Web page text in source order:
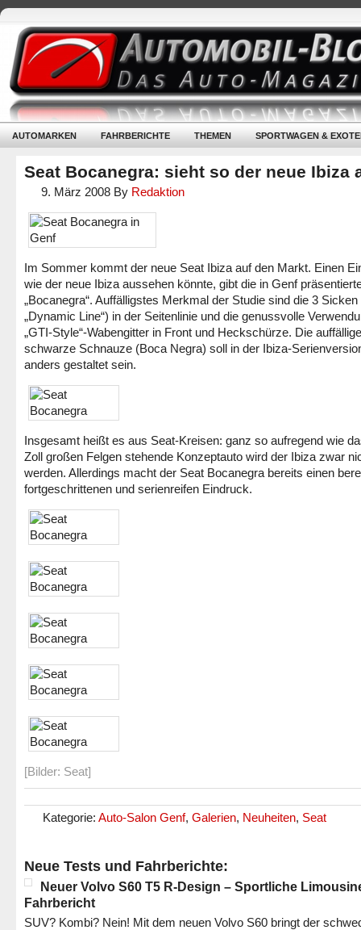
AUTOMARKEN FAHRBERICHTE THEMEN SPORTWAGEN &
Seat Bocanegra: sieht so der neue Ibiza
9. März 2008 By Redaktion
Im Sommer kommt der neue Seat Ibiza auf den Markt. Einen
wie der neue Ibiza aussehen könnte, gibt die in Genf
„Bocanegra“. Auffälligstes Merkmal der Studie sind die 3
„Dynamic Line“) in der Seitenlinie und die genussvolle
„GTI-Style“-Wabengitter in Front und Heckschürze. Die
schwarze Schnauze (Boca Negra) soll in der Ibiza-
anders gestaltet sein.
Insgesamt heißt es aus Seat-Kreisen: ganz so aufregend wie
Zoll großen Felgen stehende Konzeptauto wird der Ibiza zwar
werden. Allerdings macht der Seat Bocanegra bereits einen
fortgeschrittenen und serienreifen Eindruck.
[Bilder: Seat]
Kategorie: Auto-Salon Genf, Galerien, Neuheiten, Seat
Neue Tests und Fahrberichte:
Neuer Volvo S60 T5 R-Design – Sportliche
Fahrbericht
SUV? Kombi? Nein! Mit dem neuen Volvo S60 bringt der